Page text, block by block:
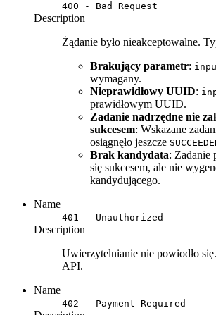
400 - Bad Request
Description
Żądanie było nieakceptowalne.
Brakujący parametr:
wymagany.
Nieprawidłowy UUID:
prawidłowym UUID.
Zadanie nadrzędne nie
sukcesem: Wskazane
osiągnęło jeszcze
Brak kandydata: Zadanie
się sukcesem, ale nie
kandydującego.
Name
401 - Unauthorized
Description
Uwierzytelnianie nie powiodło
API.
Name
402 - Payment Required